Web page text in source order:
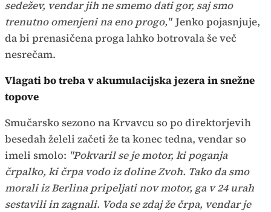
sedežev, vendar jih ne smemo dati gor, saj smo
trenutno omenjeni na eno progo," Jenko pojasnjuje,
da bi prenasičena proga lahko botrovala še več
nesrečam.
Vlagati bo treba v akumulacijska jezera in snežne
topove
Smučarsko sezono na Krvavcu so po direktorjevih
besedah želeli začeti že ta konec tedna, vendar so
imeli smolo: "Pokvaril se je motor, ki poganja
črpalko, ki črpa vodo iz doline Zvoh. Tako da smo
morali iz Berlina pripeljati nov motor, ga v 24 urah
sestavili in zagnali. Voda se zdaj že črpa, vendar je